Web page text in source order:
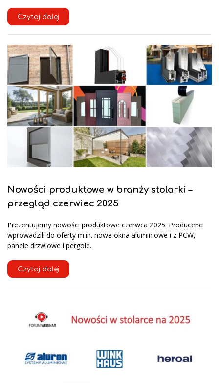
Czytaj dalej
Nowości produktowe w branży stolarki –
przegląd czerwiec 2025
Prezentujemy nowości produktowe czerwca 2025. Producenci
wprowadzili do oferty m.in. nowe okna aluminiowe i z PCW,
panele drzwiowe i pergole.
Czytaj dalej